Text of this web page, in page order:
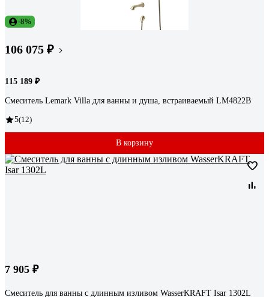
-8%
106 075 ₽
115 189 ₽
Смеситель Lemark Villa для ванны и душа, встраиваемый LM4822B
5(12)
В корзину
7 905 ₽
Смеситель для ванны с длинным изливом WasserKRAFT Isar 1302L